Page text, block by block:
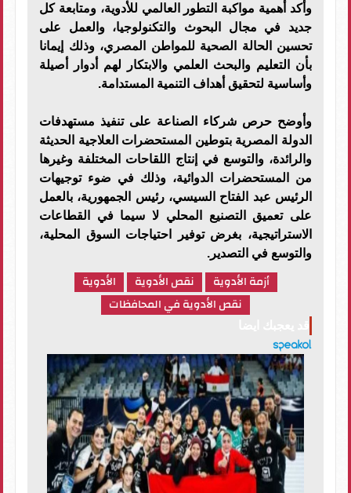
وأكد أهمية مواكبة التطور العالمي للأدوية، ومتابعة كل
جديد في مجال البحوث والتكنولوجيا، والعمل على
تحسين الحالة الصحية للمواطن المصري، وذلك إيمانا
بأن التعليم والبحث العلمي والابتكار لهم أدوار أصيلة
وأساسية لتحقيق أهداف التنمية المستدامة.
وأوضح حرص شركاء الصناعة على تنفيذ مستهدفات
الدولة المصرية بتوطين المستحضرات العلاجية الحديثة
والرائدة، والتوسع في إنتاج اللقاحات المختلفة وغيرها
من المستحضرات الدوائية، وذلك في ضوء توجيهات
الرئيس عبد الفتاح السيسي، رئيس الجمهورية، بالعمل
على تعميق التصنيع المحلي لا سيما في القطاعات
الاستراتيجية، بغرض توفير احتياجات السوق المحلية،
والتوسع في التصدير.
أزمة الأدوية نقص الأدوية
الأدوية
نقص الأدوية في المحافظات